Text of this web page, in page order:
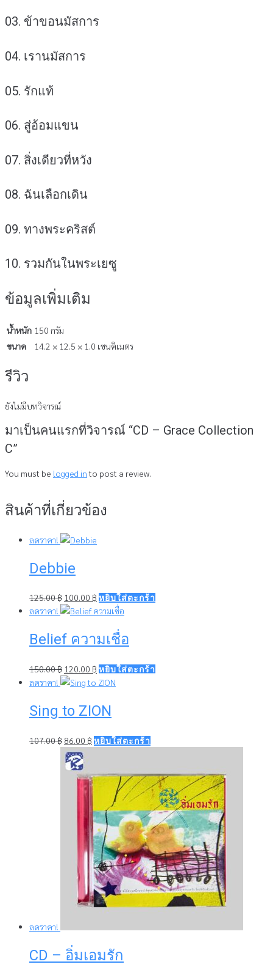
03. ข้าขอนมัสการ
04. เรานมัสการ
05. รักแท้
06. สู่อ้อมแขน
07. สิ่งเดียวที่หวัง
08. ฉันเลือกเดิน
09. ทางพระคริสต์
10. รวมกันในพระเยซู
ข้อมูลเพิ่มเติม
น้ำหนัก 150 กรัม
ขนาด
14.2 × 12.5 × 1.0 เซนติเมตร
รีวิว
ยังไม่มีบทวิจารณ์
มาเป็นคนแรกที่วิจารณ์ “CD – Grace Collection
C”
You must be logged into post a review.
สินค้าที่เกี่ยวข้อง
ลดราคา!
Debbie
125.00฿ Original
price
125.00 ฿.
100.00 ฿ Current
price
100.00 ฿.
หยิบใส่ตะกร้า
ลดราคา!
Belief ความเชื่อ
150.00฿ Original
price
150.00 ฿.
120.00 ฿ Current
price
120.00 ฿.
หยิบใส่ตะกร้า
ลดราคา!
Sing to ZION
107.00฿ Original
price
was:
107.00 ฿.
86.00 ฿ Current
86.00 ฿.
หยิบใส่ตะกร้า
ลดราคา!
CD – อิ่มเอมรัก